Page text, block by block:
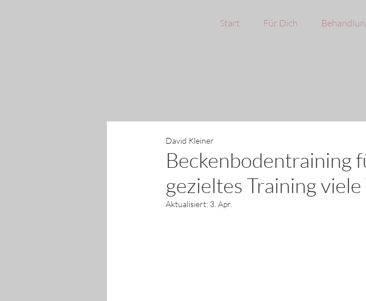
Start Für Dich
Beckenbodentraining
gezieltes Training
David Kleiner
Aktualisiert: 3. Apr.